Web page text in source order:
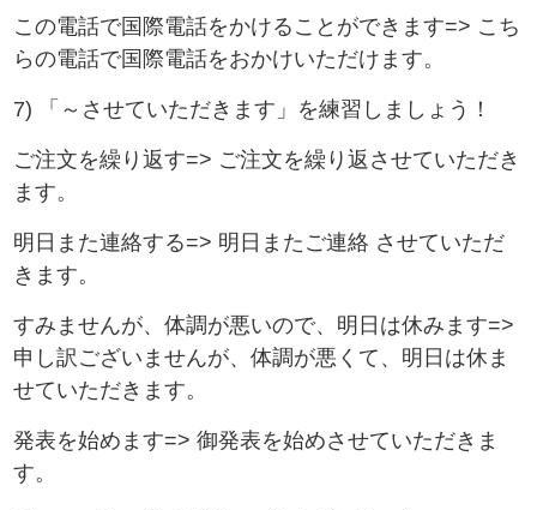
この電話で国際電話をかけることができます=> こち
らの電話で国際電話をおかけいただけます。
7) 「～させていただきます」を練習しましょう！
ご注文を繰り返す=> ご注文を繰り返させていただき
ます。
明日また連絡する=> 明日またご連絡 させていただ
きます。
すみませんが、体調が悪いので、明日は休みます=>
申し訳ございませんが、体調が悪くて、明日は休ま
せていただきます。
発表を始めます=> 御発表を始めさせていただきま
す。